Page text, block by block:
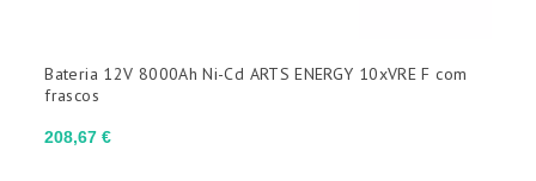
Preço
208,67 €
Bateria 12V 8000Ah Ni-Cd ARTS ENERGY 10xVRE F com
frascos